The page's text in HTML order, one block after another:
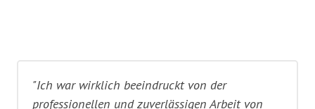
"Ich war wirklich beeindruckt von der
professionellen und zuverlässigen Arbeit von